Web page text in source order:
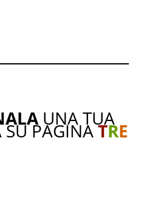
UNA TUA
SU PAGINATRE